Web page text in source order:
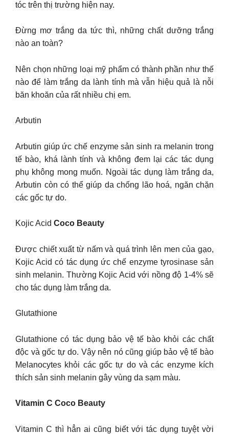
tóc trên thị trường hiện nay.
Đừng mơ trắng da tức thì, những chất dưỡng trắng
nào an toàn?
Nên chọn những loại mỹ phẩm có thành phần như thế
nào để làm trắng da lành tính mà vẫn hiệu quả là nỗi
băn khoăn của rất nhiều chị em.
Arbutin
Arbutin giúp ức chế enzyme sản sinh ra melanin trong
tế bào, khá lành tính và không đem lại các tác dụng
phụ không mong muốn. Ngoài tác dụng làm trắng da,
Arbutin còn có thể giúp da chống lão hoá, ngăn chặn
các gốc tự do.
Kojic Acid Coco Beauty
Được chiết xuất từ nấm và quá trình lên men của gạo,
Kojic Acid có tác dụng ức chế enzyme tyrosinase sản
sinh melanin. Thường Kojic Acid với nồng độ 1-4% sẽ
cho tác dụng làm trắng da.
Glutathione
Glutathione có tác dụng bảo vệ tế bào khỏi các chất
độc và gốc tự do. Vậy nên nó cũng giúp bảo vệ tế bào
Melanocytes khỏi các gốc tự do và các enzyme kích
thích sản sinh melanin gây vùng da sạm màu.
Vitamin C Coco Beauty
Vitamin C thì hẳn ai cũng biết với tác dụng tuyệt vời